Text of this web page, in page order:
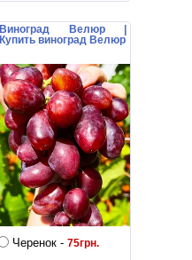
Виноград Велюр |
Купить виноград Велюр
Черенок - 75грн.